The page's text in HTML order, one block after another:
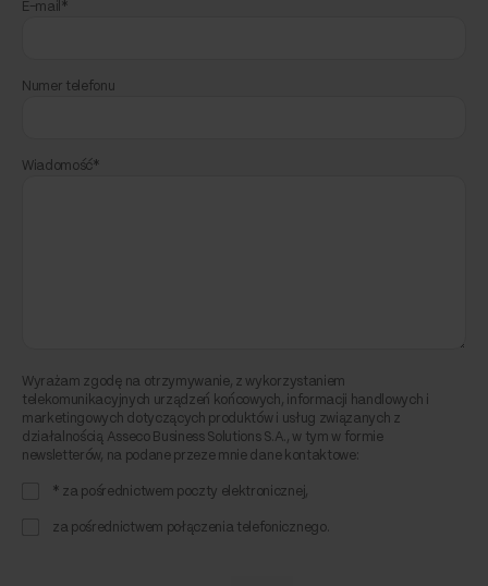
E-mail*
Numer telefonu
Wiadomość*
Wyrażam zgodę na otrzymywanie, z wykorzystaniem
telekomunikacyjnych urządzeń końcowych, informacji handlowych i
marketingowych dotyczących produktów i usług związanych z
działalnością Asseco Business Solutions S.A., w tym w formie
newsletterów, na podane przeze mnie dane kontaktowe:
* za pośrednictwem poczty elektronicznej,
za pośrednictwem połączenia telefonicznego.